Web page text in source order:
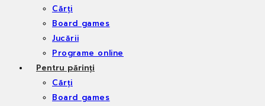
Cărți
Board games
Jucării
Programe online
Pentru părinți
Cărți
Board games